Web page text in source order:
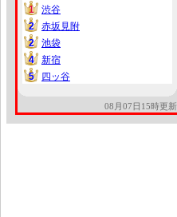
1
1
渋谷
2
2
赤坂見附
2
2
池袋
4
4
新宿
5
5 四ッ谷
08月07日15時更新